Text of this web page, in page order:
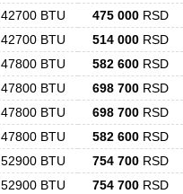
42700 BTU 475 000 RSD
42700 BTU 514 000 RSD
47800 BTU 582 600 RSD
47800 BTU 698 700 RSD
47800 BTU 698 700 RSD
47800 BTU 582 600 RSD
52900 BTU 754 700 RSD
52900 BTU 754 700 RSD